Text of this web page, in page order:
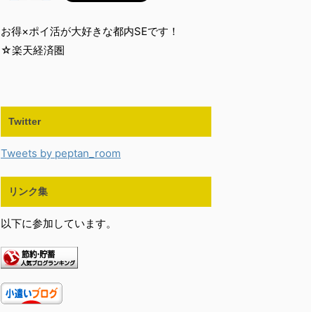
お得×ポイ活が大好きな都内SEです！
☆楽天経済圏
Twitter
Tweets by peptan_room
リンク集
以下に参加しています。